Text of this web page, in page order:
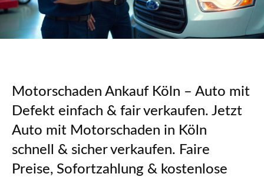
Motorschaden Ankauf Köln – Auto mit
Defekt einfach & fair verkaufen. Jetzt
Auto mit Motorschaden in Köln
schnell & sicher verkaufen. Faire
Preise, Sofortzahlung & kostenlose